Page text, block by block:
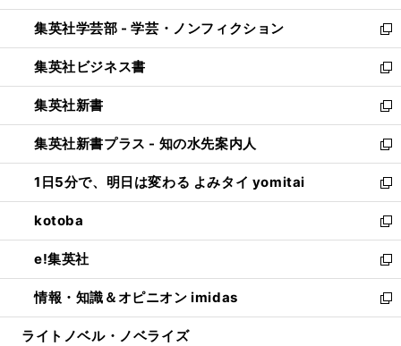
開
く
ウ
で
開
く
ン
ド
ウ
で
開
く
ウ
ィ
ン
ド
ウ
で
開
く
集英社学芸部 - 学芸・ノンフィクション
新
し
い
ウ
ィ
ン
ド
ウ
で
開
く
集英社ビジネス書
新
し
い
ウ
ィ
ン
ド
ウ
で
開
く
集英社新書
新
し
い
ウ
ィ
ン
ド
ウ
で
開
く
集英社新書プラス - 知の水先案内人
新
し
い
ウ
ィ
ン
ド
ウ
で
開
1日5分で、明日は変わる よみタイ yomitai
新
し
い
ウ
ィ
ン
ド
ウ
kotoba
新
し
い
ウ
ィ
ン
e!集英社
新
し
い
ウ
情報・知識＆オピニオン imidas
新
し
ライトノベル・ノベライズ